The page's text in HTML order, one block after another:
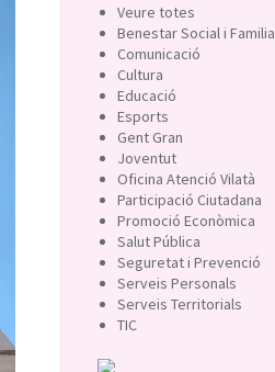
Veure totes
Benestar Social i Familia
Comunicació
Cultura
Educació
Esports
Gent Gran
Joventut
Oficina Atenció Vilatà
Participació Ciutadana
Promoció Econòmica
Salut Pública
Seguretat i Prevenció
Serveis Personals
Serveis Territorials
TIC